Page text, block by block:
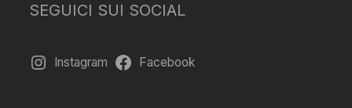
SEGUICI SUI SOCIAL
Instagram Facebook